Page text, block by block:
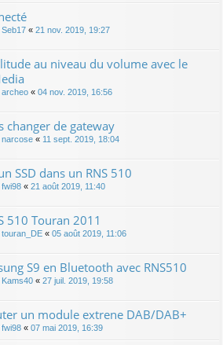
Seb17 « 21 nov. 2019, 19:27
au niveau du volume avec le
archeo « 04 nov. 2019, 16:56
changer de gateway
narcose « 11 sept. 2019, 18:04
SSD dans un RNS 510
fwi98 « 21 août 2019, 11:40
510 Touran 2011
touran_DE « 05 août 2019, 11:06
S9 en Bluetooth avec RNS510
Kams40 « 27 juil. 2019, 19:58
un module extrene DAB/DAB+
fwi98 « 07 mai 2019, 16:39